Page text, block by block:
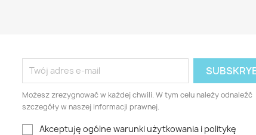
Możesz zrezygnować w każdej chwili. W tym celu należy odnaleźć
szczegóły w naszej informacji prawnej.
Akceptuję ogólne warunki użytkowania i politykę